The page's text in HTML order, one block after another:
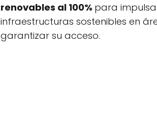
renovables al 100% para
infraestructuras sostenibles en
garantizar su acceso.